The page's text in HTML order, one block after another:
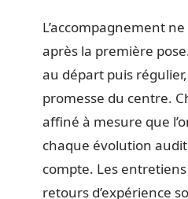
L’accompagnement
après la première
au départ puis
promesse du centre.
affiné à mesure que
chaque évolution
compte. Les
retours d’expérience